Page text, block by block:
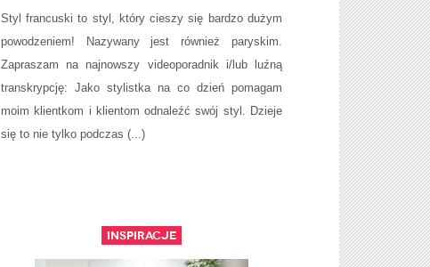
Styl francuski to styl, który cieszy się bardzo dużym
powodzeniem! Nazywany jest również paryskim.
Zapraszam na najnowszy videoporadnik i/lub luźną
transkrypcję: Jako stylistka na co dzień pomagam
moim klientkom i klientom odnaleźć swój styl. Dzieje
się to nie tylko podczas (...)
Inspiracje